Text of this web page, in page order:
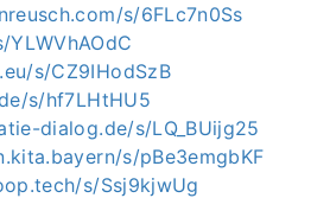
s/6FLc7n0Ss
s/CZ9IHodSzB
s/hf7LHtHU5
dialog.de/s/LQ_BUijg25
s/pBe3emgbKF
s/Ssj9kjwUg